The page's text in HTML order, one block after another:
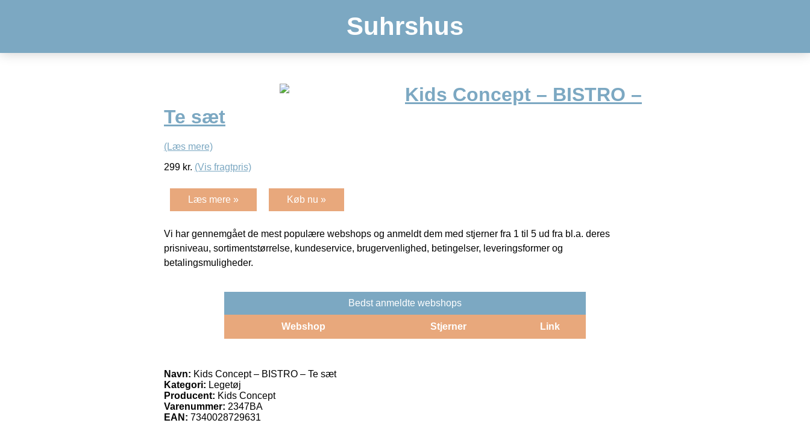
Suhrshus
Kids Concept – BISTRO –
Te sæt
(Læs mere)
299 kr. (Vis fragtpris)
Læs mere » Køb nu »
Vi har gennemgået de mest populære webshops og anmeldt dem med stjerner fra 1 til 5 ud fra bl.a. deres
prisniveau, sortimentstørrelse, kundeservice, brugervenlighed, betingelser, leveringsformer og
betalingsmuligheder.
Bedst anmeldte webshops
Webshop Stjerner Link
Navn: Kids Concept – BISTRO – Te sæt
Kategori: Legetøj
Producent: Kids Concept
Varenummer: 2347BA
EAN: 7340028729631